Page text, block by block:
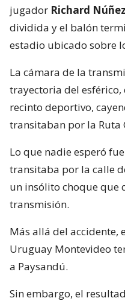
jugador Richard Núñez
dividida y el balón
estadio ubicado sobre
La cámara de la
trayectoria del
recinto deportivo,
transitaban por la Ruta
Lo que nadie esperó
transitaba por la calle
un insólito choque que
transmisión.
Más allá del accidente,
Uruguay Montevideo
a Paysandú.
Sin embargo, el